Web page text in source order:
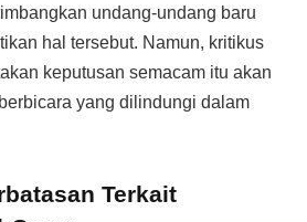
undang-undang baru
hal tersebut. Namun, kritikus
keputusan semacam itu akan
yang dilindungi dalam
Terkait